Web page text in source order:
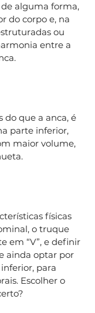
alguma forma,
do corpo e, na
ou
entre a
que a anca, é
parte inferior,
maior volume,
físicas
o truque
em “V”, e definir
ainda optar por
para
Escolher o